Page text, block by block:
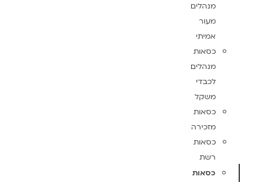
מנהלים
מעור
אמיתי
כסאות
מנהלים
לכבדי
משקל
כסאות
מזכירה
כסאות
רשת
כסאות